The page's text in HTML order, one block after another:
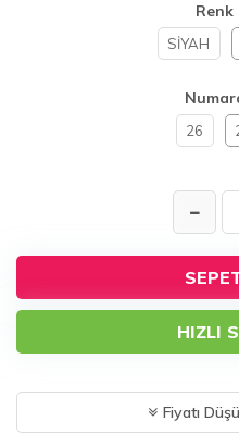
Renk
SİYAH
26
HIZLI
Fiyatı